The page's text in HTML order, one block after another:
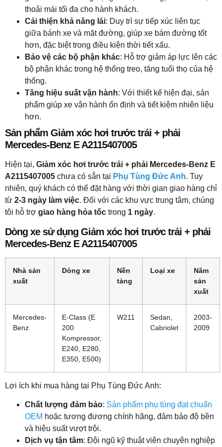
thoải mái tối đa cho hành khách.
Cải thiện khả năng lái: Duy trì sự tiếp xúc liên tục
giữa bánh xe và mặt đường, giúp xe bám đường tốt
hơn, đặc biệt trong điều kiện thời tiết xấu.
Bảo vệ các bộ phận khác: Hỗ trợ giảm áp lực lên các
bộ phận khác trong hệ thống treo, tăng tuổi thọ của hệ
thống.
Tăng hiệu suất vận hành: Với thiết kế hiện đại, sản
phẩm giúp xe vận hành ổn định và tiết kiệm nhiên liệu
hơn.
Sản phẩm Giảm xóc hơi trước trái + phải
Mercedes-Benz E A2115407005
Hiện tại, Giảm xóc hơi trước trái + phải Mercedes-Benz E
A2115407005 chưa có sẵn tại Phụ Tùng Đức Anh. Tuy
nhiên, quý khách có thể đặt hàng với thời gian giao hàng chỉ
từ 2-3 ngày làm việc. Đối với các khu vực trung tâm, chúng
tôi hỗ trợ giao hàng hỏa tốc trong 1 ngày.
Dòng xe sử dụng Giảm xóc hơi trước trái + phải
Mercedes-Benz E A2115407005
Nhà sản
xuất
Dòng xe
Nền
tảng
Loại xe
Năm
sản
xuất
Mercedes-
Benz
E-Class (E
200
Kompressor,
E240, E280,
E350, E500)
W211
Sedan,
Cabriolet
2003-
2009
Lợi ích khi mua hàng tại Phụ Tùng Đức Anh:
Chất lượng đảm bảo: Sản phẩm phụ tùng đạt chuẩn
OEM hoặc tương đương chính hãng, đảm bảo độ bền
và hiệu suất vượt trội.
Dịch vụ tận tâm: Đội ngũ kỹ thuật viên chuyên nghiệp